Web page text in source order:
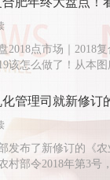
2018点市场｜2018
该怎么做了！从本图
发布了新修订的《农
村部令2018年第3号